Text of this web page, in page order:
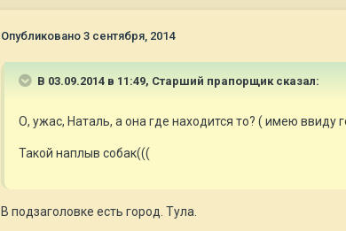
Опубликовано 3 сентября, 2014
В 03.09.2014 в 11:49, Старший прапорщик сказал:
О, ужас, Наталь, а она где находится то? ( имею
Такой наплыв собак(((
В подзаголовке есть город. Тула.